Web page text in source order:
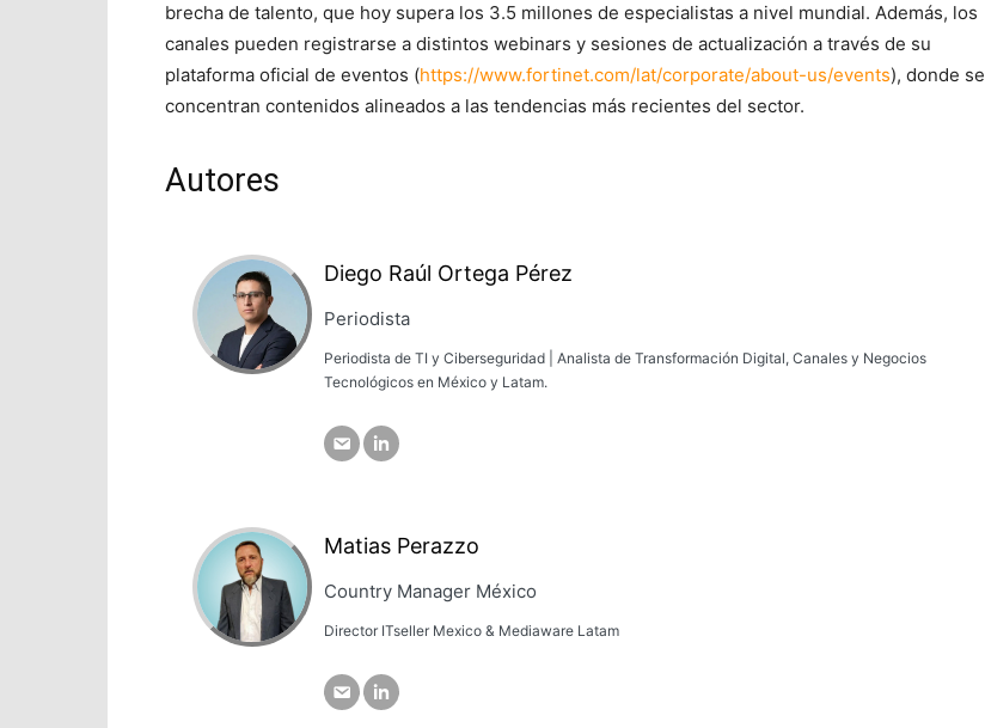
brecha de talento, que hoy supera los 3.5 millones de especialistas a nivel mundial. Además, los
canales pueden registrarse a distintos webinars y sesiones de actualización a través de su
plataforma oficial de eventos (https://www.fortinet.com/lat/corporate/about-us/events), donde se
concentran contenidos alineados a las tendencias más recientes del sector.
Autores
Diego Raúl Ortega Pérez
Periodista
Periodista de TI y Ciberseguridad | Analista de Transformación Digital, Canales y Negocios
Tecnológicos en México y Latam.
Matias Perazzo
Country Manager México
Director ITseller Mexico & Mediaware Latam